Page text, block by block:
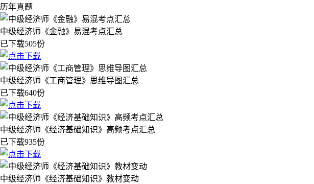
历年真题
中级经济师《金融》易混考点汇总
已下载505份
中级经济师《工商管理》思维导图汇总
已下载640份
中级经济师《经济基础知识》高频考点汇总
已下载935份
中级经济师《经济基础知识》教材变动